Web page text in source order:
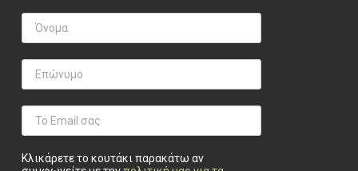
Κλικάρετε το κουτάκι παρακάτω αν